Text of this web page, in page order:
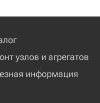
узлов и агрегатов
информация